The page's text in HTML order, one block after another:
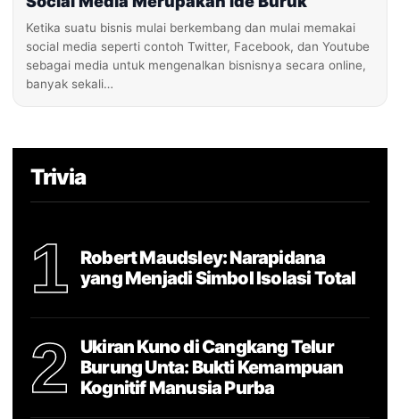
Ketika suatu bisnis mulai berkembang dan mulai memakai
social media seperti contoh Twitter, Facebook, dan Youtube
sebagai media untuk mengenalkan bisnisnya secara online,
banyak sekali…
Trivia
1
Robert Maudsley: Narapidana
yang Menjadi Simbol Isolasi Total
2
Ukiran Kuno di Cangkang Telur
Burung Unta: Bukti Kemampuan
Kognitif Manusia Purba